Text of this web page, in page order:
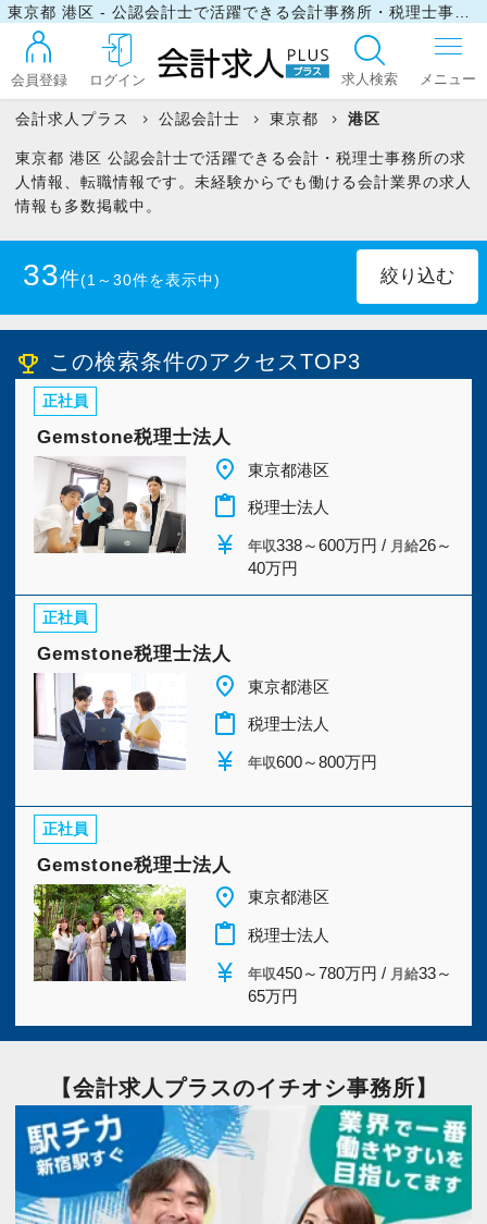
会員登録 ログイン 求人検索
ログイン
マイリスト
今すぐ会員登録
PC版サイトを見る
採用ご担当者様
会計求人プラス 公認会計士 東京都 港区
東京都 港区 公認会計士で活躍できる会計・税理士事務所の求
人情報、転職情報です。未経験からでも働ける会計業界の求人
情報も多数掲載中。
33件(1～30件を表示中)
emoji_events この検索条件のアクセスTOP3
正社員
Gemstone税理士法人
place 東京都港区
content_paste 税理士法人
currency_yen 年収338～600万円 / 月給26～
40万円
正社員
Gemstone税理士法人
place 東京都港区
content_paste 税理士法人
currency_yen 年収600～800万円
正社員
Gemstone税理士法人
place 東京都港区
content_paste 税理士法人
currency_yen 年収450～780万円 / 月給33～
65万円
【会計求人プラスのイチオシ事務所】